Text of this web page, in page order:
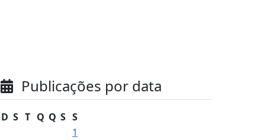
Publicações por data
D S T Q Q S S
1